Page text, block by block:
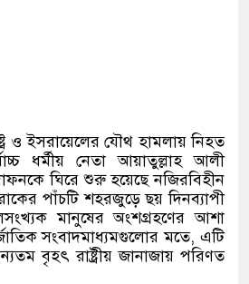
ও ইসরায়েলের যৌথ হামলায় নিহত
ধর্মীয় নেতা আয়াতুল্লাহ আলী
ঘিরে শুরু হয়েছে নজিরবিহীন
পাঁচটি শহরজুড়ে ছয় দিনব্যাপী
মানুষের অংশগ্রহণের আশা
সংবাদমাধ্যমগুলোর মতে, এটি
বৃহৎ রাষ্ট্রীয় জানাজায় পরিণত